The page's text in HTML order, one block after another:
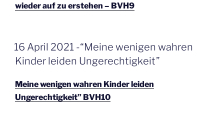
wieder auf zu erstehen – BVH9
GEPLAATST
OP
16 April 2021 -“Meine wenigen wahren
Kinder leiden Ungerechtigkeit”
Meine wenigen wahren Kinder leiden
Ungerechtigkeit” BVH10